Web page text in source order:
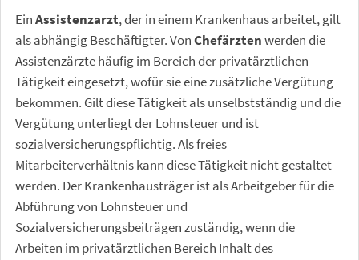
EinAssistenzarzt, der in einem Krankenhaus arbeitet, gilt
als abhängig Beschäftigter. VonChefärztenwerden die
Assistenzärzte häufig im Bereich der privatärztlichen
Tätigkeit eingesetzt, wofür sie eine zusätzliche Vergütung
bekommen. Gilt diese Tätigkeit als unselbstständig und die
Vergütung unterliegt der Lohnsteuer und ist
sozialversicherungspflichtig. Als freies
Mitarbeiterverhältnis kann diese Tätigkeit nicht gestaltet
werden. Der Krankenhausträger ist als Arbeitgeber für die
Abführung von Lohnsteuer und
Sozialversicherungsbeiträgen zuständig, wenn die
Arbeiten im privatärztlichen Bereich Inhalt des